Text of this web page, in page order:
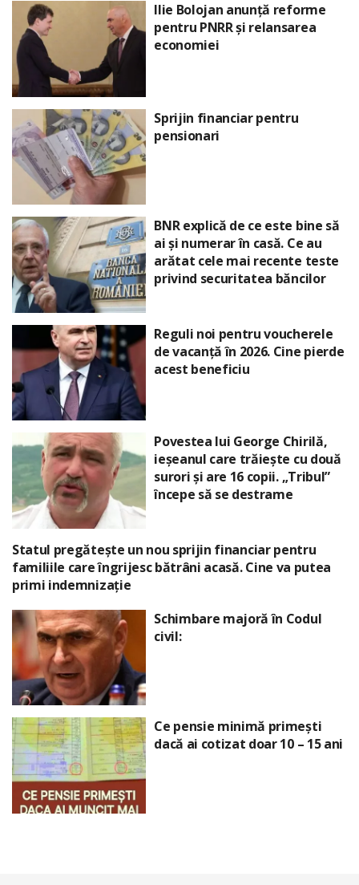
Ilie Bolojan anunță reforme
pentru PNRR și relansarea
economiei
Sprijin financiar pentru
pensionari
BNR explică de ce este bine să
ai și numerar în casă. Ce au
arătat cele mai recente teste
privind securitatea băncilor
Reguli noi pentru voucherele
de vacanță în 2026. Cine pierde
acest beneficiu
Povestea lui George Chirilă,
ieșeanul care trăiește cu două
surori și are 16 copii. „Tribul”
începe să se destrame
Statul pregătește un nou sprijin financiar pentru
familiile care îngrijesc bătrâni acasă. Cine va putea
primi indemnizație
Schimbare majoră în Codul
civil:
Ce pensie minimă primești
dacă ai cotizat doar 10 – 15 ani